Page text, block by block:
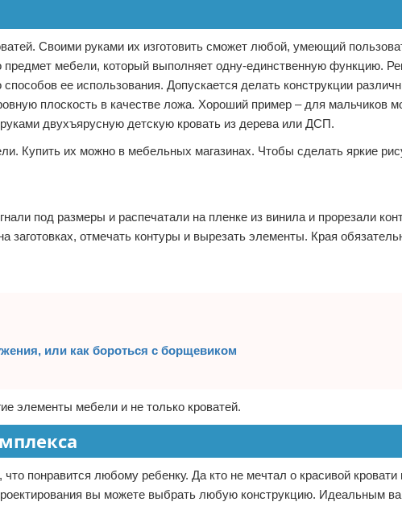
Своими руками их изготовить сможет любой, умеющий
предмет мебели, который выполняет одну-единственную функцию.
ее использования. Допускается делать конструкции
плоскость в качестве ложа. Хороший пример – для мальчиков
двухъярусную детскую кровать из дерева или ДСП.
Купить их можно в мебельных магазинах. Чтобы сделать яркие
под размеры и распечатали на пленке из винила и прорезали
отмечать контуры и вырезать элементы. Края
или как бороться с борщевиком
элементы мебели и не только кроватей.
понравится любому ребенку. Да кто не мечтал о красивой кровати
вы можете выбрать любую конструкцию. Идеальным